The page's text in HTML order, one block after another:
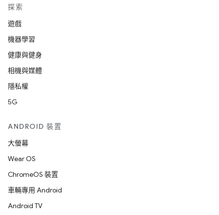
探索
遊戲
機器學習
健康與健身
相機與媒體
隱私權
5G
ANDROID 裝置
大螢幕
Wear OS
ChromeOS 裝置
車輛專用 Android
Android TV